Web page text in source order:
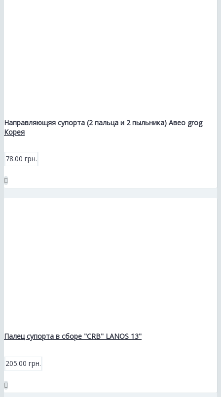
Направляющяя супорта (2 пальца и 2 пыльника) Авео grog
Корея
78.00 грн.
Палец супорта в сборе "CRB" LANOS 13"
205.00 грн.